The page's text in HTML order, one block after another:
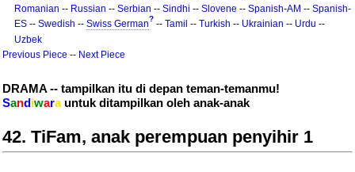
Romanian -- Russian -- Serbian -- Sindhi -- Slovene -- Spanish-AM -- Spanish-
ES -- Swedish -- Swiss German? -- Tamil -- Turkish -- Ukrainian -- Urdu --
Uzbek
Previous Piece -- Next Piece
DRAMA -- tampilkan itu di depan teman-temanmu!
Sandiwarauntuk ditampilkan oleh anak-anak
42. TiFam, anak perempuan penyihir 1